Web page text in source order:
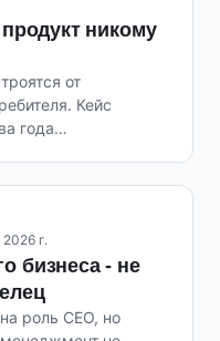
никому
от
Кейс
года
г.
бизнеса - не
роль CEO, но